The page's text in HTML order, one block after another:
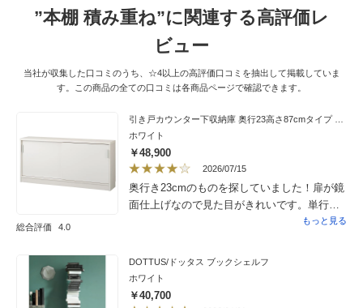
”本棚 積み重ね”に関連する高評価レ
ビュー
当社が収集した口コミのうち、☆4以上の高評価口コミを抽出して掲載していま
す。この商品の全ての口コミは各商品ページで確認できます。
総合評価 4.0
ホワイト
￥48,900
2026/07/15
奥行き23cmのものを探していました！扉が鏡
面仕上げなので見た目がきれいです。単行本
も収納が出来て良いです。中板がもう少し
が…収納がしっかり出来て満足です。
もっと見る
DOTTUS/ドッタス ブックシェルフ
ホワイト
￥40,700